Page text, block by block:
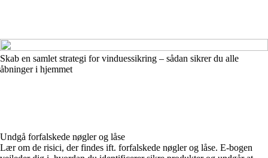
Skab en samlet strategi for vinduessikring – sådan sikrer du alle
åbninger i hjemmet
Undgå forfalskede nøgler og låse
Lær om de risici, der findes ift. forfalskede nøgler og låse. E-bogen